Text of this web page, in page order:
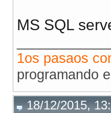
MS SQL
1os pasaos
programando
18/12/2015,